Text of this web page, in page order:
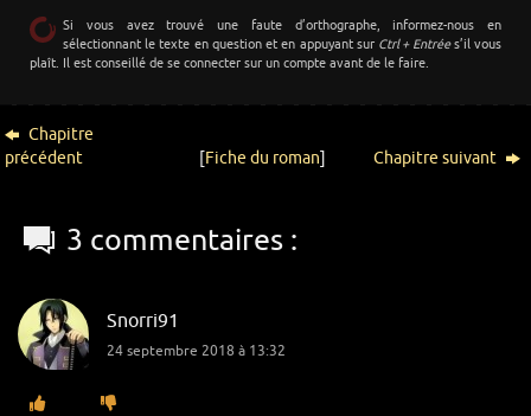
Si vous avez trouvé une faute d’orthographe, informez-nous en
sélectionnant le texte en question et en appuyant sur Ctrl + Entrées’il vous
plaît. Il est conseillé de se connecter sur un compte avant de le faire.
Chapitre
précédent
[Fiche du roman] Chapitre suivant
3 commentaires :
Snorri91
24 septembre 2018 à 13:32